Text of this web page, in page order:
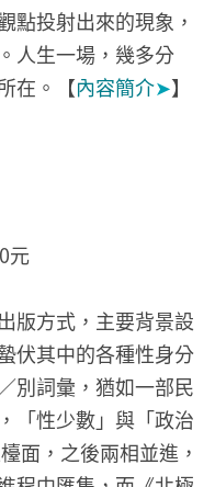
點投射出來的現象，
人生一場，幾多分
在。【內容簡介➤】
元
版方式，主要背景設
伏其中的各種性身分
別詞彙，猶如一部民
「性少數」與「政治
面，之後兩相並進，